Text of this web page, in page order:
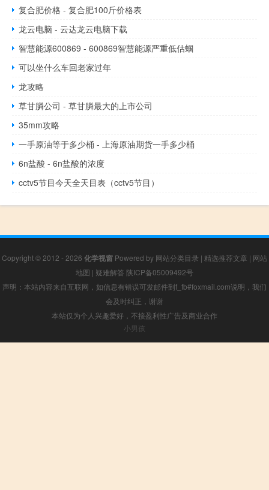
复合肥价格 - 复合肥100斤价格表
龙云电脑 - 云达龙云电脑下载
智慧能源600869 - 600869智慧能源严重低估蝈
可以坐什么车回老家过年
龙攻略
草甘膦公司 - 草甘膦最大的上市公司
35mm攻略
一手原油等于多少桶 - 上海原油期货一手多少桶
6n盐酸 - 6n盐酸的浓度
cctv5节目今天全天目表（cctv5节目）
Copyright © 2012 - 2026 化学视窗 Powered by 网站分类目录 | 精选推荐文章 | 网站
地图 | 疑难解答 陕ICP备05009492号
声明：本站内容来自互联网，如信息有错误可发邮件到f_fb#foxmail.com说明，我们
会及时纠正，谢谢
本站仅为个人兴趣爱好，不接盈利性广告及商业合作
小男孩